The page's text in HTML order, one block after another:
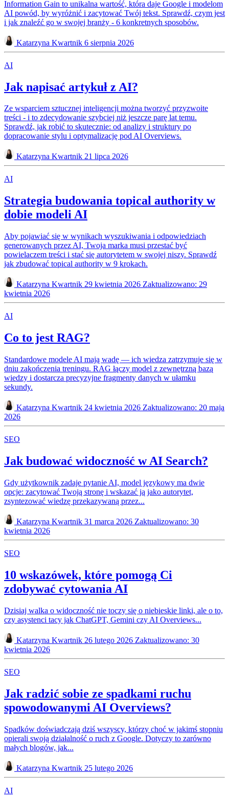
Information Gain to unikalna wartość, która daje Google i modelom
AI powód, by wyróżnić i zacytować Twój tekst. Sprawdź, czym jest
i jak znaleźć go w swojej branży - 6 konkretnych sposobów.
Katarzyna Kwartnik 6 sierpnia 2026
AI
Jak napisać artykuł z AI?
Ze wsparciem sztucznej inteligencji można tworzyć przyzwoite
treści - i to zdecydowanie szybciej niż jeszcze parę lat temu.
Sprawdź, jak robić to skutecznie: od analizy i struktury po
dopracowanie stylu i optymalizację pod AI Overviews.
Katarzyna Kwartnik 21 lipca 2026
AI
Strategia budowania topical authority w
dobie modeli AI
Aby pojawiać się w wynikach wyszukiwania i odpowiedziach
generowanych przez AI, Twoja marka musi przestać być
powielaczem treści i stać się autorytetem w swojej niszy. Sprawdź
jak zbudować topical authority w 9 krokach.
Katarzyna Kwartnik 29 kwietnia 2026 Zaktualizowano: 29
kwietnia 2026
AI
Co to jest RAG?
Standardowe modele AI mają wadę — ich wiedza zatrzymuje się w
dniu zakończenia treningu. RAG łączy model z zewnętrzną bazą
wiedzy i dostarcza precyzyjne fragmenty danych w ułamku
sekundy.
Katarzyna Kwartnik 24 kwietnia 2026 Zaktualizowano: 20 maja
2026
SEO
Jak budować widoczność w AI Search?
Gdy użytkownik zadaje pytanie AI, model językowy ma dwie
opcje: zacytować Twoją stronę i wskazać ją jako autorytet,
zsyntezować wiedzę przekazywaną przez...
Katarzyna Kwartnik 31 marca 2026 Zaktualizowano: 30
kwietnia 2026
SEO
10 wskazówek, które pomogą Ci
zdobywać cytowania AI
Dzisiaj walka o widoczność nie toczy się o niebieskie linki, ale o to,
czy asystenci tacy jak ChatGPT, Gemini czy AI Overviews...
Katarzyna Kwartnik 26 lutego 2026 Zaktualizowano: 30
kwietnia 2026
SEO
Jak radzić sobie ze spadkami ruchu
spowodowanymi AI Overviews?
Spadków doświadczają dziś wszyscy, którzy choć w jakimś stopniu
opierali swoją działalność o ruch z Google. Dotyczy to zarówno
małych blogów, jak...
Katarzyna Kwartnik 25 lutego 2026
AI